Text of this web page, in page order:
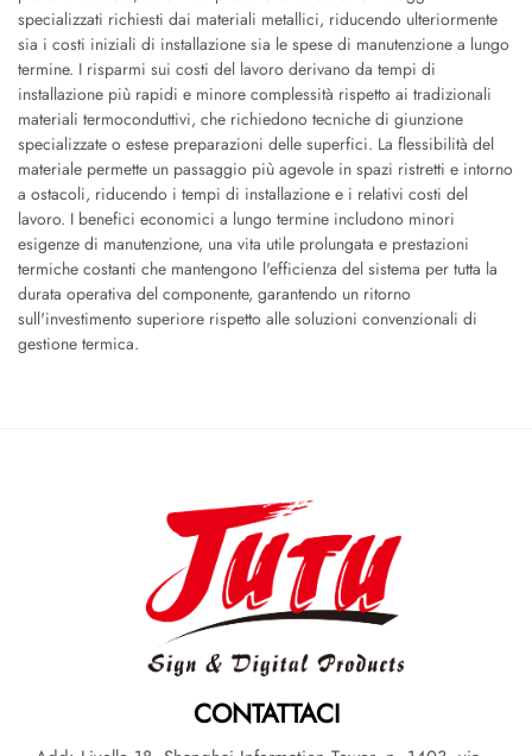
specializzati richiesti dai materiali metallici, riducendo ulteriormente
sia i costi iniziali di installazione sia le spese di manutenzione a lungo
termine. I risparmi sui costi del lavoro derivano da tempi di
installazione più rapidi e minore complessità rispetto ai tradizionali
materiali termoconduttivi, che richiedono tecniche di giunzione
specializzate o estese preparazioni delle superfici. La flessibilità del
materiale permette un passaggio più agevole in spazi ristretti e intorno
a ostacoli, riducendo i tempi di installazione e i relativi costi del
lavoro. I benefici economici a lungo termine includono minori
esigenze di manutenzione, una vita utile prolungata e prestazioni
termiche costanti che mantengono l'efficienza del sistema per tutta la
durata operativa del componente, garantendo un ritorno
sull'investimento superiore rispetto alle soluzioni convenzionali di
gestione termica.
CONTATTACI